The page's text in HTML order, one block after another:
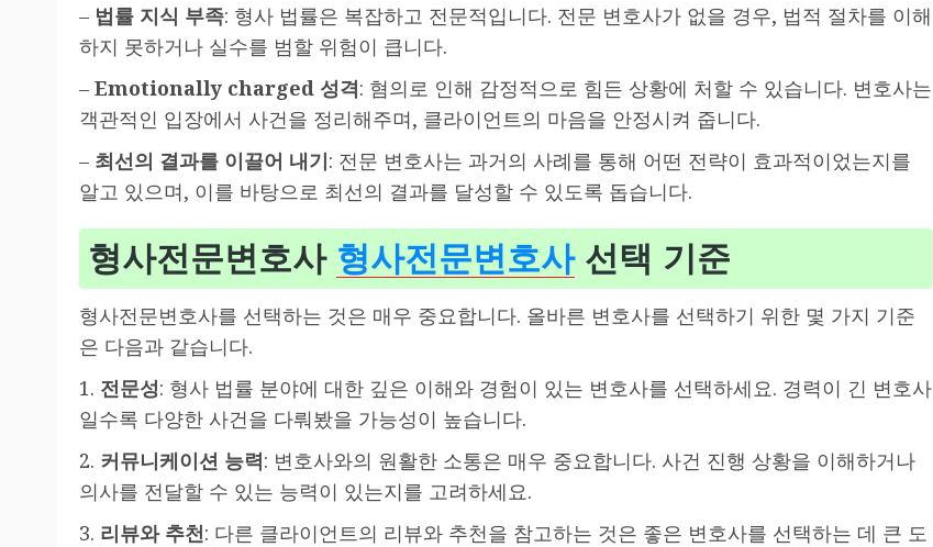
– 법률 지식 부족: 형사 법률은 복잡하고 전문적입니다. 전문 변호사가 없을 경우, 법적 절차를 이해
하지 못하거나 실수를 범할 위험이 큽니다.
– Emotionally charged 성격: 혐의로 인해 감정적으로 힘든 상황에 처할 수 있습니다. 변호사는
객관적인 입장에서 사건을 정리해주며, 클라이언트의 마음을 안정시켜 줍니다.
– 최선의 결과를 이끌어 내기: 전문 변호사는 과거의 사례를 통해 어떤 전략이 효과적이었는지를
알고 있으며, 이를 바탕으로 최선의 결과를 달성할 수 있도록 돕습니다.
형사전문변호사 형사전문변호사선택 기준
형사전문변호사를 선택하는 것은 매우 중요합니다. 올바른 변호사를 선택하기 위한 몇 가지 기준
은 다음과 같습니다.
1. 전문성: 형사 법률 분야에 대한 깊은 이해와 경험이 있는 변호사를 선택하세요. 경력이 긴 변호사
일수록 다양한 사건을 다뤄봤을 가능성이 높습니다.
2. 커뮤니케이션 능력: 변호사와의 원활한 소통은 매우 중요합니다. 사건 진행 상황을 이해하거나
의사를 전달할 수 있는 능력이 있는지를 고려하세요.
3. 리뷰와 추천: 다른 클라이언트의 리뷰와 추천을 참고하는 것은 좋은 변호사를 선택하는 데 큰 도